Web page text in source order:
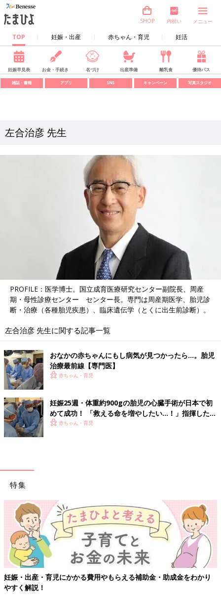
TOP 妊娠・出産 赤ちゃん・育児 妊活
SHOP 内祝い メニュー
妊娠早見表 お金・手続き 名づけ 出産準備 離乳食 優待パス
雑誌・書籍 アプリ SNS キャンペーン 写真スタジオ
左合治彦 先生
PROFILE：医学博士。国立成育医療研究センター副院長、周産
期・母性診療センター センター長。専門は周産期医学、胎児診
断・治療（各種胎児疾患）、臨床遺伝学（とくに出生前診断）。
左合治彦 先生に関する記事一覧
おなかの赤ちゃんにもし病気が見つかったら…。胎児
治療最前線【専門医】
赤ちゃん・育児
妊娠25週・体重約900gの胎児の心臓手術が日本で初
めて成功！ 「救える命を増やしたい…！」指揮した医
師の想いを聞く
赤ちゃん・育児
特集
妊娠・出産・育児にかかる費用やもらえる補助金・助成金をわかり
やすく解説！